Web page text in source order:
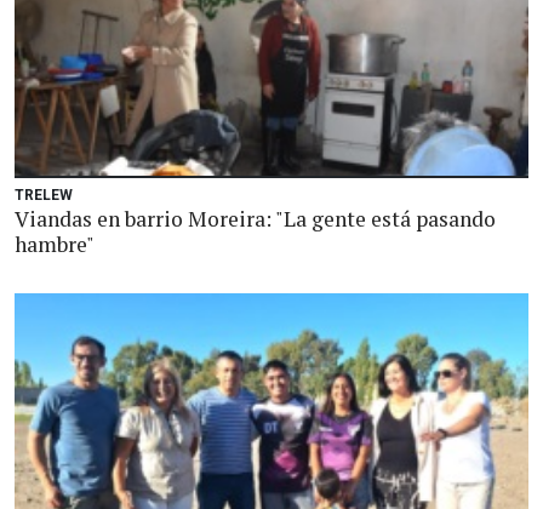
TRELEW
Viandas en barrio Moreira: "La gente está pasando
hambre"